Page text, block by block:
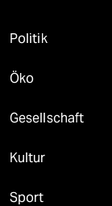
Politik
Öko
Gesellschaft
Kultur
Sport